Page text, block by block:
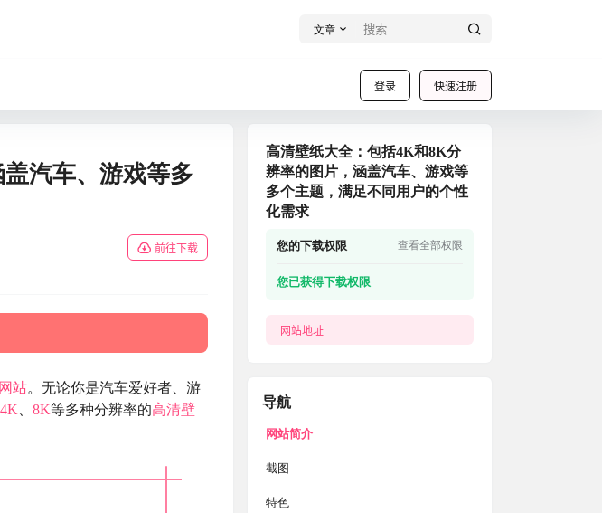
文章
登录 快速注册
汽车、游戏等多
前往下载
网站。无论你是汽车爱好者、游
4K 8K等多种分辨率的高清壁
高清壁纸大全：包括4K和8K分
辨率的图片，涵盖汽车、游戏等
多个主题，满足不同用户的个性
化需求
您的下载权限 查看全部权限
您已获得下载权限
网站地址
导航
网站简介
截图
特色